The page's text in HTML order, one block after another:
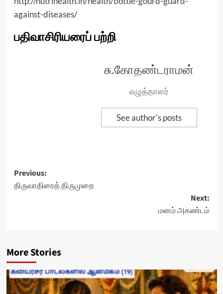
against-diseases/
பதிவாசிரியரைப் பற்றி
சு.கோதண்டராமன்
எழுத்தாளர்
See author's posts
Post
navigation
Previous:
திருவாதிரைத் திருமுறை
Next:
மனம் அகண்டம்
More Stories